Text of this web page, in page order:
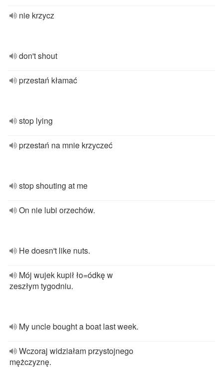
nie krzycz
don't shout
przestań kłamać
stop lying
przestań na mnie krzyczeć
stop shouting at me
On nie lubi orzechów.
He doesn't like nuts.
Mój wujek kupił ło=ódkę w
zeszłym tygodniu.
My uncle bought a boat last week.
Wczoraj widziałam przystojnego
mężczyznę.